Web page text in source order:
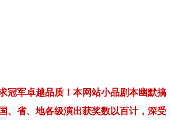
冠军卓越品质！本网站小品剧本幽默搞
、省、地各级演出获奖数以百计，深受